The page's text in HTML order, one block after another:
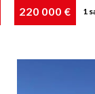
220 000 € 1